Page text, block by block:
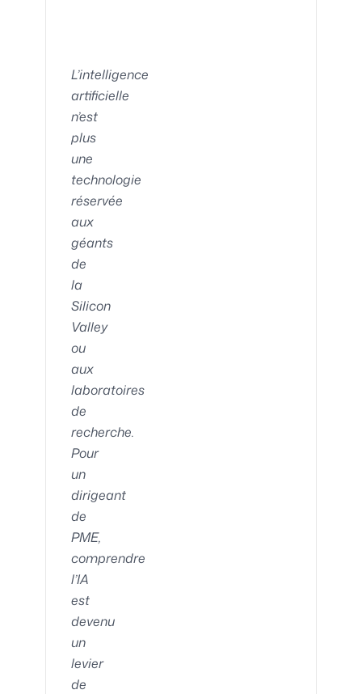
L’intelligence
artificielle
n’est
plus
une
technologie
réservée
aux
géants
de
la
Silicon
Valley
ou
aux
laboratoires
de
recherche.
Pour
un
dirigeant
de
PME,
comprendre
l’IA
est
devenu
un
levier
de